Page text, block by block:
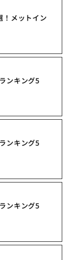
！メットイン
ンキング5
ンキング5
ンキング5